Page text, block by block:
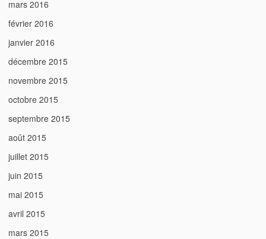
mars 2016
février 2016
janvier 2016
décembre 2015
novembre 2015
octobre 2015
septembre 2015
août 2015
juillet 2015
juin 2015
mai 2015
avril 2015
mars 2015